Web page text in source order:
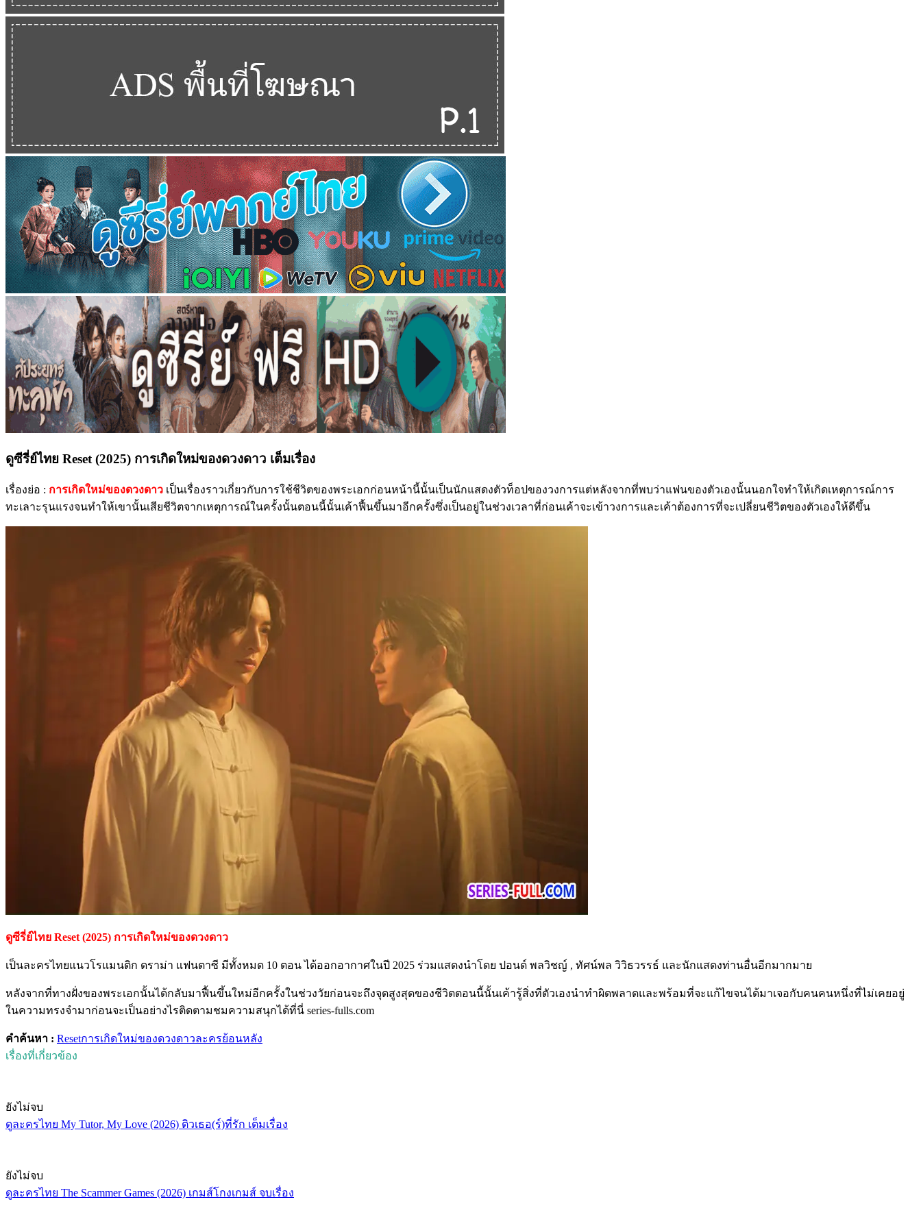
ดูซีรี่ย์ไทย Reset (2025) การเกิดใหม่ของดวงดาว เต็มเรื่อง
เรื่องย่อ : การเกิดใหม่ของดวงดาว เป็นเรื่องราวเกี่ยวกับการใช้ชีวิตของพระเอกก่อนหน้านี้นั้นเป็นนักแสดงตัวท็อปของวงการแต่หลังจากที่พบว่าแฟนของตัวเองนั้นนอกใจทำให้เกิดเหตุการณ์การ
ทะเลาะรุนแรงจนทำให้เขานั้นเสียชีวิตจากเหตุการณ์ในครั้งนั้นตอนนี้นั้นเค้าฟื้นขึ้นมาอีกครั้งซึ่งเป็นอยู่ในช่วงเวลาที่ก่อนเค้าจะเข้าวงการและเค้าต้องการที่จะเปลี่ยนชีวิตของตัวเองให้ดีขึ้น
ดูซีรี่ย์ไทย Reset (2025) การเกิดใหม่ของดวงดาว
เป็นละครไทยแนวโรแมนติก ดราม่า แฟนตาซี มีทั้งหมด 10 ตอน ได้ออกอากาศในปี 2025 ร่วมแสดงนำโดย ปอนด์ พลวิชญ์ , ทัศน์พล วิวิธวรรธ์ และนักแสดงท่านอื่นอีกมากมาย
หลังจากที่ทางฝั่งของพระเอกนั้นได้กลับมาฟื้นขึ้นใหม่อีกครั้งในช่วงวัยก่อนจะถึงจุดสูงสุดของชีวิตตอนนี้นั้นเค้ารู้สิ่งที่ตัวเองนำทำผิดพลาดและพร้อมที่จะแก้ไขจนได้มาเจอกับคนคนหนึ่งที่ไม่เคยอยู่
ในความทรงจำมาก่อนจะเป็นอย่างไรติดตามชมความสนุกได้ที่นี่ series-fulls.com
คำค้นหา : Resetการเกิดใหม่ของดวงดาวละครย้อนหลัง
เรื่องที่เกี่ยวข้อง
ยังไม่จบ
ดูละครไทย My Tutor, My Love (2026) ติวเธอ(ร์)ที่รัก เต็มเรื่อง
ยังไม่จบ
ดูละครไทย The Scammer Games (2026) เกมส์โกงเกมส์ จบเรื่อง